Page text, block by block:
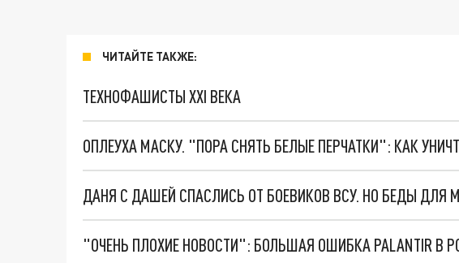
ЧИТАЙТЕ ТАКЖЕ:
ТЕХНОФАШИСТЫ XXI ВЕКА
ОПЛЕУХА МАСКУ. "ПОРА СНЯТЬ БЕЛЫЕ ПЕРЧАТКИ": КАК
ДАНЯ С ДАШЕЙ СПАСЛИСЬ ОТ БОЕВИКОВ ВСУ. НО БЕДЫ ДЛЯ